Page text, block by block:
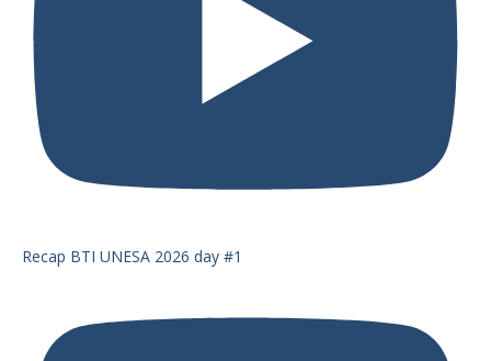
Recap BTI UNESA 2026 day #1